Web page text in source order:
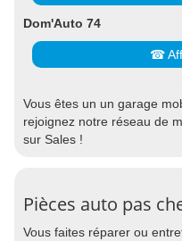
Dom'Auto 74
☎
Vous êtes un un garage
rejoignez notre réseau de
sur Sales !
Pièces auto pas
Vous faites réparer ou